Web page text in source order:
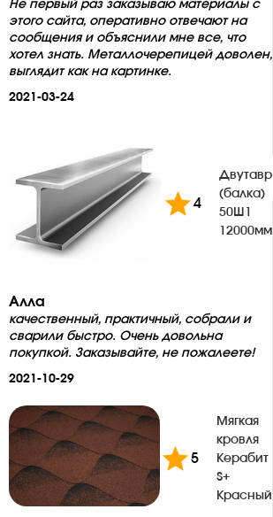
Не первый раз заказываю материалы с
этого сайта, оперативно отвечают на
сообщения и объяснили мне все, что
хотел знать. Металлочерепицей доволен,
выглядит как на картинке.
2021-03-24
Двутавр
(балка)
50Ш1
12000мм
4
Алла
качественный, практичный, собрали и
сварили быстро. Очень довольна
покупкой. Заказывайте, не пожалеете!
2021-10-29
Мягкая
кровля
Керабит
S+
Красный
5